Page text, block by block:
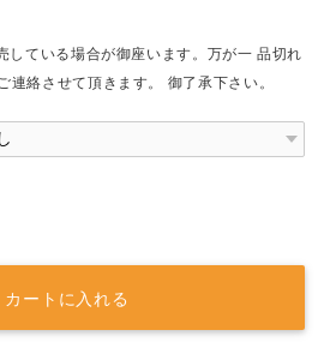
している場合が御座います。万が一 品切れ
連絡させて頂きます。 御了承下さい。
カートに入れる